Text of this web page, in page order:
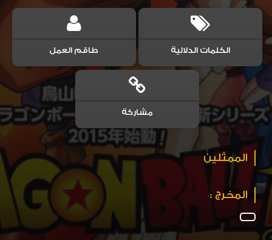
الكلمات الدلالية طاقم العمل
مشاركة
الممثلين
المخرج :